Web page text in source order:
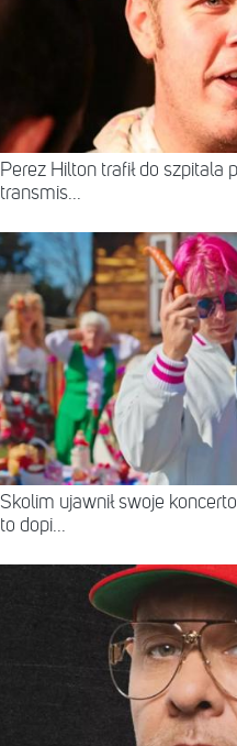
Perez Hilton trafił do szpitala
transmis...
Skolim ujawnił swoje
to dopi...